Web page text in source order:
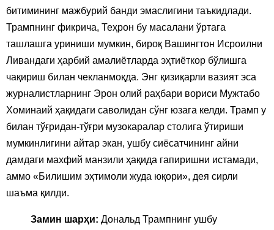
битимининг мажбурий банди эмаслигини таъкидлади.
Трампнинг фикрича, Теҳрон бу масалани ўртага
ташлашга уриниши мумкин, бироқ Вашингтон Исроилни
Ливандаги ҳарбий амалиётларда эҳтиёткор бўлишга
чақириш билан чекланмоқда. Энг қизиқарли вазият эса
журналистларнинг Эрон олий раҳбари вориси Мужтабо
Хоминаий ҳақидаги саволидан сўнг юзага келди. Трамп у
билан тўғридан-тўғри музокаралар столига ўтириши
мумкинлигини айтар экан, ушбу сиёсатчининг айни
дамдаги махфий манзили ҳақида гапиришни истамади,
аммо «Билишим эҳтимоли жуда юқори», дея сирли
шаъма қилди.
Замин шарҳи: Дональд Трампнинг ушбу